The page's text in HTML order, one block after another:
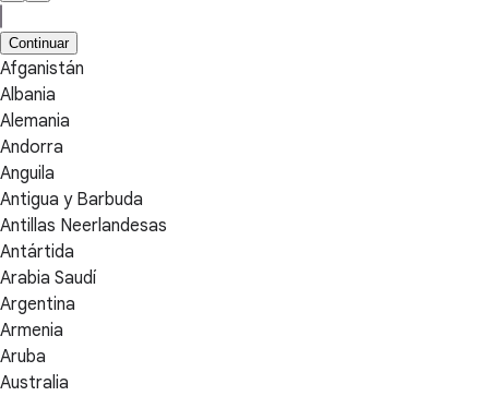
Continuar
Afganistán
Albania
Alemania
Andorra
Anguila
Antigua y Barbuda
Antillas Neerlandesas
Antártida
Arabia Saudí
Argentina
Armenia
Aruba
Australia